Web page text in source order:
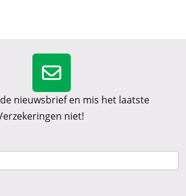
nieuwsbrief en mis het laatste
niet!